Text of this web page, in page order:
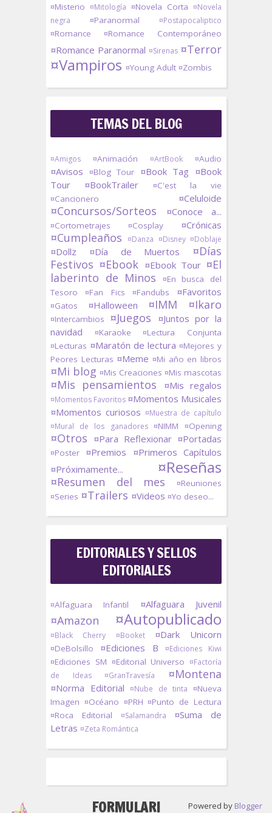
¤Misterio ¤Mitología ¤Novela Corta ¤Novela
negra
¤Paranormal ¤Postapocaliptico
¤Romance ¤Romance Contemporáneo
¤Romance Paranormal ¤Sirenas ¤Terror
¤Vampiros ¤Young Adult ¤Zombis
TEMAS DEL BLOG
¤Amigos ¤Animación ¤ArtBook ¤Audio
¤Avisos ¤Blog Tour ¤Book Tag ¤Book
Tour
¤BookTrailer
¤C'est la vie
¤Cancionero
¤Celuloide
¤Concursos/Sorteos ¤Conoce a...
¤Cortometrajes ¤Cosplay ¤Crónicas
¤Cumpleaños ¤Danza ¤Disney ¤Doblaje
¤Dollz ¤Día de Muertos
¤Días
Festivos ¤Ebook ¤Ebook Tour ¤El
laberinto de Minos
¤En busca del
Tesoro
¤Fan Fics ¤Fandubs ¤Favoritos
¤Gatos ¤Halloween ¤IMM ¤Ikaro
¤Intercambios ¤Juegos
¤Juntos por la
navidad
¤Karaoke
¤Lectura Conjunta
¤Lecturas ¤Maratón de lectura ¤Mejores y
Peores Lecturas ¤Meme ¤Mi año en libros
¤Mi blog ¤Mis Creaciones ¤Mis mascotas
¤Mis pensamientos ¤Mis regalos
¤Momentos Favoritos ¤Momentos Musicales
¤Momentos curiosos ¤Muestra de capítulo
¤Mural de los ganadores ¤NIMM ¤Opening
¤Otros ¤Para Reflexionar ¤Portadas
¤Poster ¤Premios
¤Primeros Capítulos
¤Próximamente...
¤Reseñas
¤Resumen del mes
¤Reuniones
¤Series ¤Trailers ¤Videos ¤Yo deseo...
EDITORIALES Y SELLOS
EDITORIALES
¤Alfaguara Infantil ¤Alfaguara Juvenil
¤Amazon ¤Autopublicado
¤Black Cherry ¤Booket ¤Dark Unicorn
¤DeBolsillo ¤Ediciones B ¤Ediciones Kiwi
¤Ediciones SM ¤Editorial Universo ¤Factoría
de Ideas
¤GranTravesía ¤Montena
¤Norma Editorial ¤Nube de tinta ¤Nueva
Imagen ¤Océano ¤PRH ¤Punto de Lectura
¤Roca Editorial
¤Salamandra
¤Suma de
Letras ¤Zeta Romántica
FORMULARI Powered by Blogger